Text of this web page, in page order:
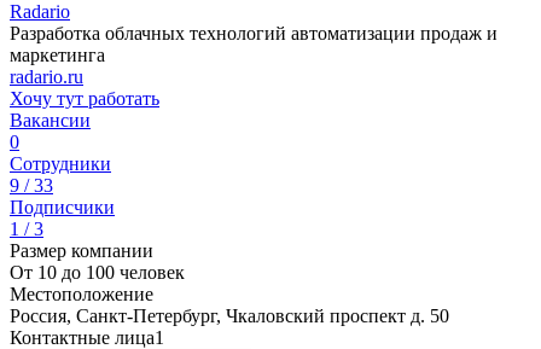
Radario
Разработка облачных технологий автоматизации продаж и
маркетинга
radario.ru
Хочу тут работать
Вакансии
0
Сотрудники
9 / 33
Подписчики
1 / 3
Размер компании
От 10 до 100 человек
Местоположение
Россия, Санкт-Петербург, Чкаловский проспект д. 50
Контактные лица1